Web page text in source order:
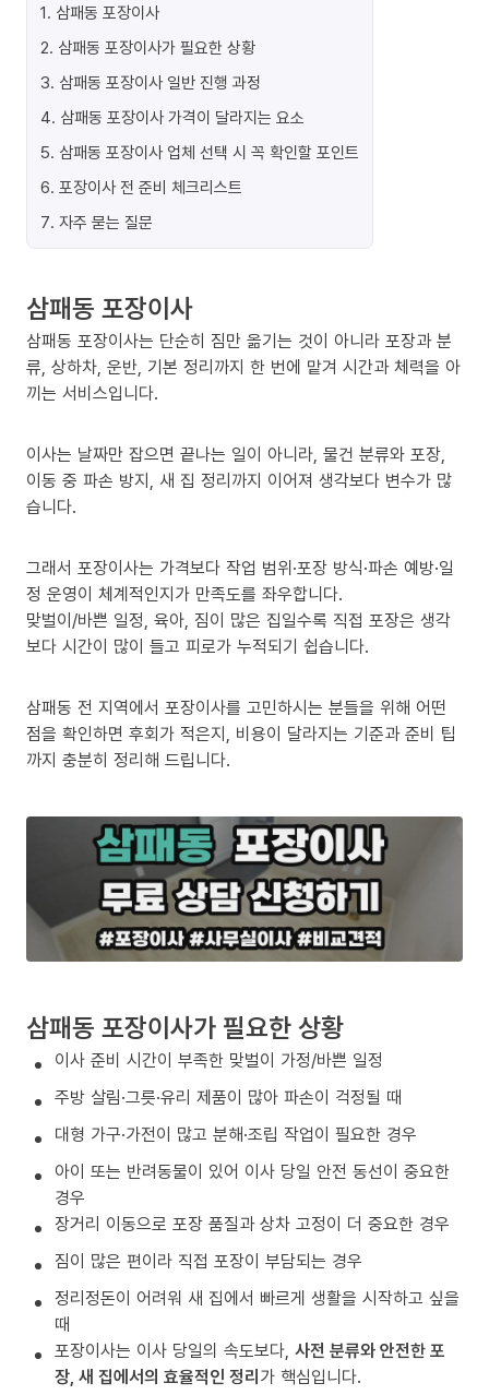
1. 삼패동 포장이사
2. 삼패동 포장이사가 필요한 상황
3. 삼패동 포장이사 일반 진행 과정
4. 삼패동 포장이사 가격이 달라지는 요소
5. 삼패동 포장이사 업체 선택 시 꼭 확인할 포인트
6. 포장이사 전 준비 체크리스트
7. 자주 묻는 질문
삼패동 포장이사
삼패동 포장이사는 단순히 짐만 옮기는 것이 아니라 포장과 분
류, 상하차, 운반, 기본 정리까지 한 번에 맡겨 시간과 체력을 아
끼는 서비스입니다.
이사는 날짜만 잡으면 끝나는 일이 아니라, 물건 분류와 포장,
이동 중 파손 방지, 새 집 정리까지 이어져 생각보다 변수가 많
습니다.
그래서 포장이사는 가격보다 작업 범위·포장 방식·파손 예방·일
정 운영이 체계적인지가 만족도를 좌우합니다.
맞벌이/바쁜 일정, 육아, 짐이 많은 집일수록 직접 포장은 생각
보다 시간이 많이 들고 피로가 누적되기 쉽습니다.
삼패동 전 지역에서 포장이사를 고민하시는 분들을 위해 어떤
점을 확인하면 후회가 적은지, 비용이 달라지는 기준과 준비 팁
까지 충분히 정리해 드립니다.
삼패동 포장이사가 필요한 상황
이사 준비 시간이 부족한 맞벌이 가정/바쁜 일정
주방 살림·그릇·유리 제품이 많아 파손이 걱정될 때
대형 가구·가전이 많고 분해·조립 작업이 필요한 경우
아이 또는 반려동물이 있어 이사 당일 안전 동선이 중요한
경우
장거리 이동으로 포장 품질과 상차 고정이 더 중요한 경우
짐이 많은 편이라 직접 포장이 부담되는 경우
정리정돈이 어려워 새 집에서 빠르게 생활을 시작하고 싶을
때
포장이사는 이사 당일의 속도보다, 사전 분류와 안전한 포
장, 새 집에서의 효율적인 정리가 핵심입니다.